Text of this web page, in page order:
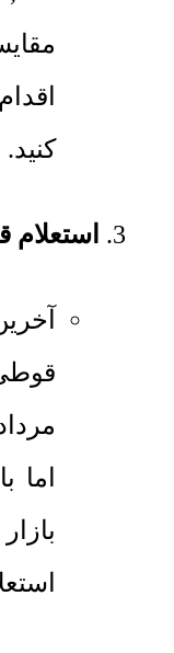
کنید.
استعلام
اما